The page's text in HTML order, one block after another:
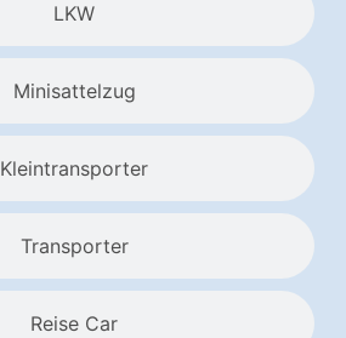
LKW
Minisattelzug
Kleintransporter
Transporter
Reise Car